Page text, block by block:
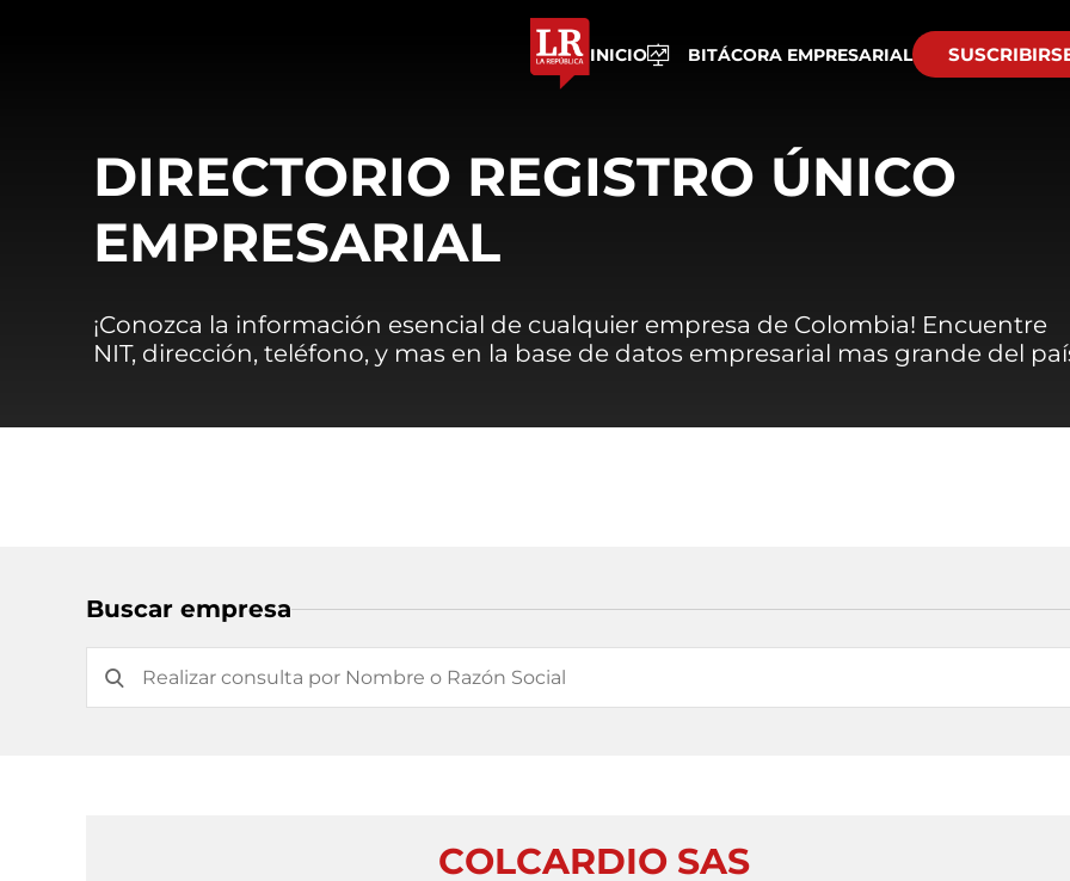
INICIO BITÁCORA EMPRESARIAL
DIRECTORIO REGISTRO ÚNICO
EMPRESARIAL
¡Conozca la información esencial de cualquier empresa de Colombia! Encuentre
NIT, dirección, teléfono, y mas en la base de datos empresarial mas grande del
Buscar empresa
COLCARDIO SAS